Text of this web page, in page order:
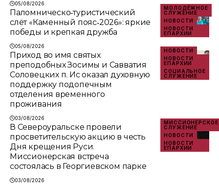
05/08/2026
МОЛОДЁЖНОЕ
СЛУЖЕНИЕ
НОВОСТИ
НОВОСТИ
ЕПАРХИИ
Паломническо‑туристический
слёт «Каменный пояс‑2026»: яркие
победы и крепкая дружба
05/08/2026
НОВОСТИ
НОВОСТИ
ЕПАРХИИ
СОЦИАЛЬНОЕ
СЛУЖЕНИЕ
Приход во имя святых
преподобных Зосимы и Савватия
Соловецких п. Ис оказал духовную
поддержку подопечным
отделения временного
проживания
03/08/2026
МИССИОНЕРСКОЕ
СЛУЖЕНИЕ
НОВОСТИ
НОВОСТИ
ЕПАРХИИ
В Североуральске провели
просветительскую акцию в честь
Дня крещения Руси.
Миссионерская встреча
состоялась в Георгиевском парке
03/08/2026